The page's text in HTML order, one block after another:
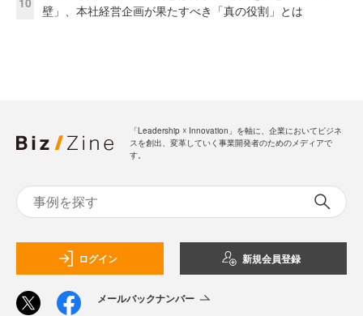
壁」、本社経営企画が果たすべき「真の役割」とは
「Leadership ☓ Innovation」を軸に、企業においてビジネ
スを創出、変革していく事業開発者のためのメディアで
す。
ログイン 新規会員登録
メールバックナンバー